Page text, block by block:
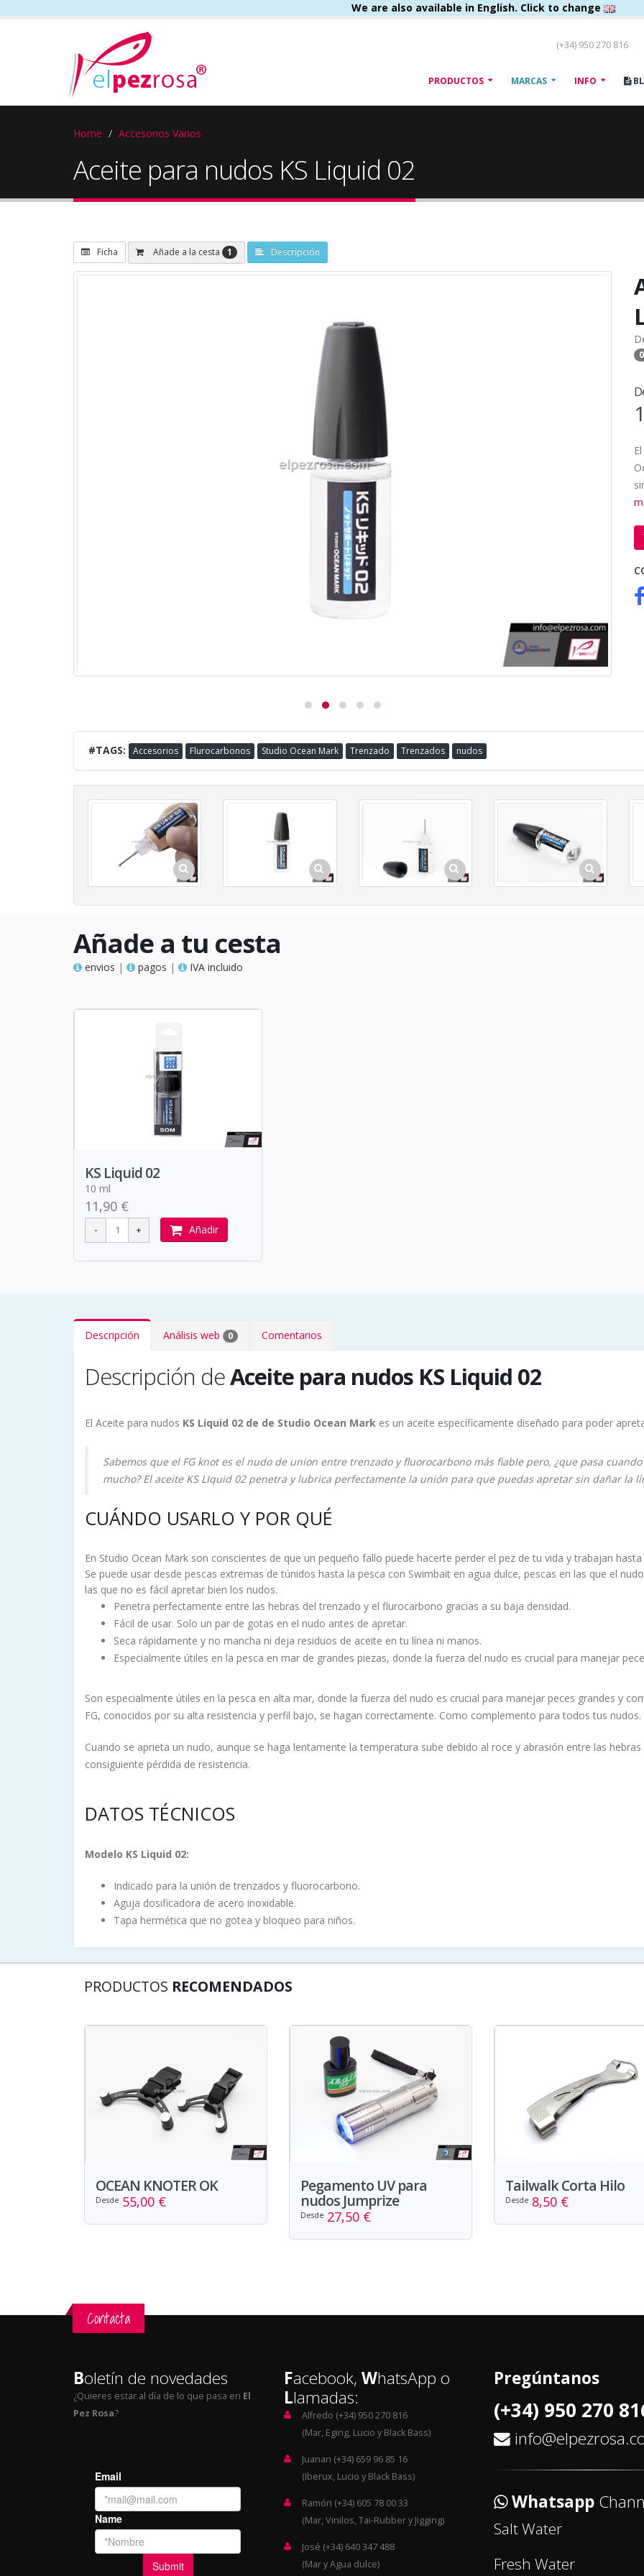
We are also available in English. Click to change
(+34) 950 270 816
PRODUCTOS MARCAS INFO
Home Accesorios Varios
Aceite para nudos KS Liquid 02
Ficha Añade a la cesta 1 Descripción
0
#TAGS: Accesorios Flurocarbonos Studio Ocean Mark Trenzado Trenzados nudos
Añade a tu cesta
envios | pagos | IVA incluido
KS Liquid 02
10 ml
11,90 €
Añadir
Descripción Análisis web 0 Comentarios
Descripción deAceite para nudos KS Liquid 02
El Aceite para nudos KS Liquid 02 de de Studio Ocean Mark es un aceite específicamente diseñado para poder
Sabemos que el FG knot es el nudo de union entre trenzado y fluorocarbono más fiable pero, ¿que pasa
mucho? El aceite KS LIquid 02 penetra y lubrica perfectamente la unión para que puedas apretar sin dañar la
CUÁNDO USARLO Y POR QUÉ
En Studio Ocean Mark son conscientes de que un pequeño fallo puede hacerte perder el pez de tu vida y trabajan
Se puede usar desde pescas extremas de túnidos hasta la pesca con Swimbait en agua dulce, pescas en las que el
las que no es fácil apretar bien los nudos.
Penetra perfectamente entre las hebras del trenzado y el flurocarbono gracias a su baja densidad.
Fácil de usar. Solo un par de gotas en el nudo antes de apretar.
Seca rápidamente y no mancha ni deja residuos de aceite en tu línea ni manos.
Especialmente útiles en la pesca en mar de grandes piezas, donde la fuerza del nudo es crucial para manejar
Son especialmente útiles en la pesca en alta mar, donde la fuerza del nudo es crucial para manejar peces grandes y
FG, conocidos por su alta resistencia y perfil bajo, se hagan correctamente. Como complemento para todos tus nudos.
Cuando se aprieta un nudo, aunque se haga lentamente la temperatura sube debido al roce y abrasión entre las
consiguiente pérdida de resistencia.
DATOS TÉCNICOS
Modelo KS Liquid 02:
Indicado para la unión de trenzados y fluorocarbono.
Aguja dosificadora de acero inoxidable.
Tapa hermética que no gotea y bloqueo para niños.
PRODUCTOS RECOMENDADOS
OCEAN KNOTER OK
Desde 55,00 €
Pegamento UV para
nudos Jumprize
Desde 27,50 €
Tailwalk Corta Hilo
Desde 8,50 €
Contacta
Boletín de novedades
¿Quieres estar al día de lo que pasa en El
Pez Rosa?
Facebook, WhatsApp o
Llamadas:
Alfredo (+34) 950 270 816
(Mar, Eging, Lucio y Black Bass)
Juanan (+34) 659 96 85 16
(Iberux, Lucio y Black Bass)
Ramón (+34) 605 78 00 33
(Mar, Vinilos, Tai-Rubber y Jigging)
José (+34) 640 347 488
(Mar y Agua dulce)
Pregúntanos
(+34) 950 270
Whatsapp
Salt Water
Fresh Water